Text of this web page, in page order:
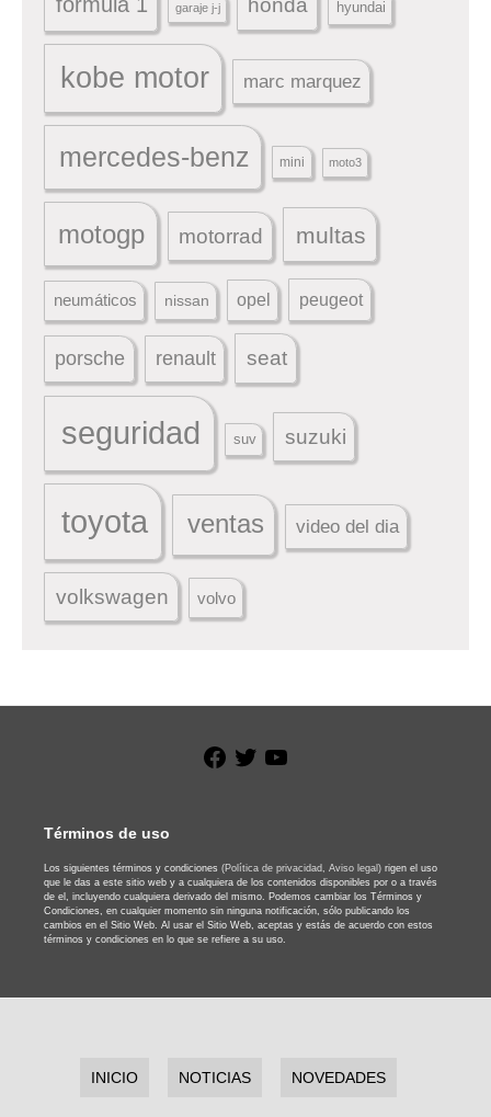
fórmula 1 garaje j-j honda hyundai
kobe motor marc marquez
mercedes-benz mini moto3
motogp motorrad multas
neumáticos nissan opel peugeot
porsche renault seat
seguridad suv suzuki
toyota ventas video del dia
volkswagen volvo
Facebook
Twitter
Términos de uso
Los siguientes términos y condiciones (Política de privacidad, Aviso legal) rigen el uso
que le das a este sitio web y a cualquiera de los contenidos disponibles por o a través
de el, incluyendo cualquiera derivado del mismo. Podemos cambiar los Términos y
Condiciones, en cualquier momento sin ninguna notificación, sólo publicando los
cambios en el Sitio Web. Al usar el Sitio Web, aceptas y estás de acuerdo con estos
términos y condiciones en lo que se refiere a su uso.
INICIO NOTICIAS NOVEDADES